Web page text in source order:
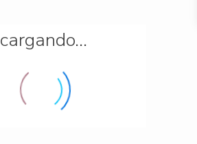
cargando...